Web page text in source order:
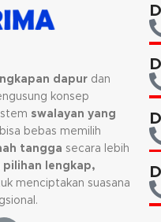
dapur dan
konsep
swalayan yang
bebas memilih
tangga secara lebih
pilihan lengkap,
menciptakan suasana